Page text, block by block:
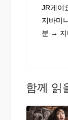
JR게이
지바미
분 → 지
함께 읽